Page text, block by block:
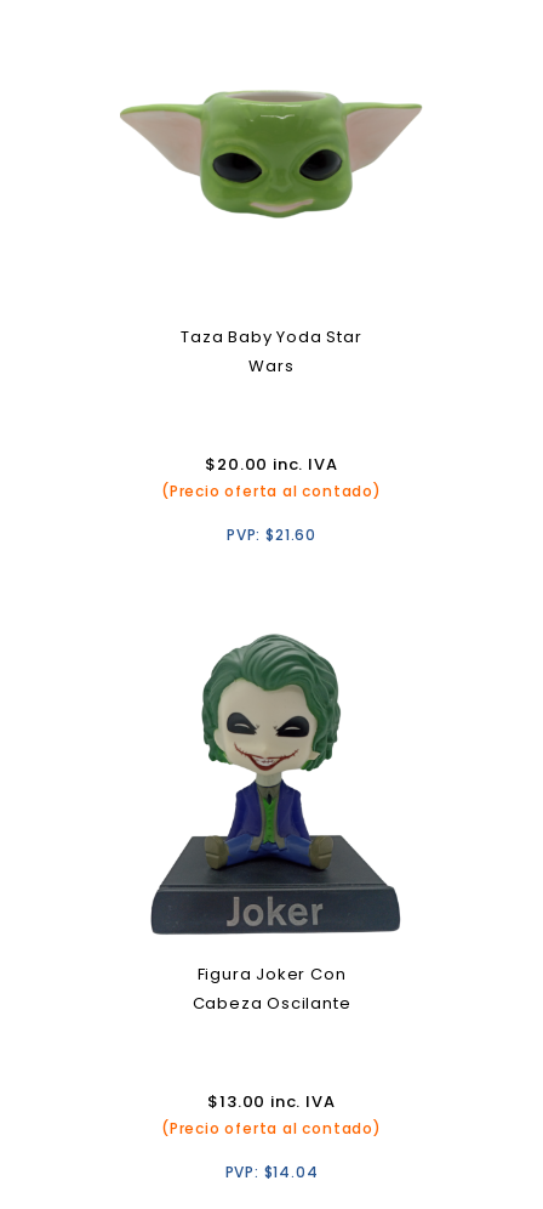
Taza Baby Yoda Star
Wars
$20.00 inc. IVA
(Precio oferta al contado)
PVP:$21.60
Figura Joker Con
Cabeza Oscilante
$13.00 inc. IVA
(Precio oferta al contado)
PVP: $14.04